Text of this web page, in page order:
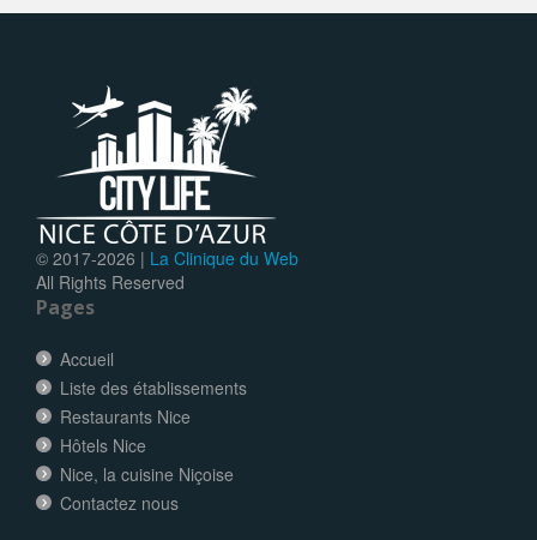
© 2017-2026 | La Clinique du Web
All Rights Reserved
Pages
Accueil
Liste des établissements
Restaurants Nice
Hôtels Nice
Nice, la cuisine Niçoise
Contactez nous